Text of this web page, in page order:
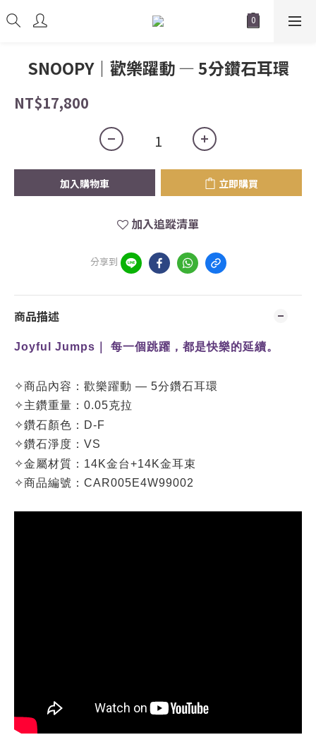
SNOOPY｜歡樂躍動 — 5分鑽石耳環
NT$17,800
加入購物車 立即購買
加入追蹤清單
分享到
商品描述
Joyful Jumps 每一個跳躍，都是快樂的延續。
✧商品內容： 歡樂躍動 — 5分鑽石耳環
✧主鑽重量：0.05克拉
✧鑽石顏色：D-F
✧鑽石淨度：VS
✧金屬材質：14K金台+14K金耳束
✧商品編號： CAR005E4W99002